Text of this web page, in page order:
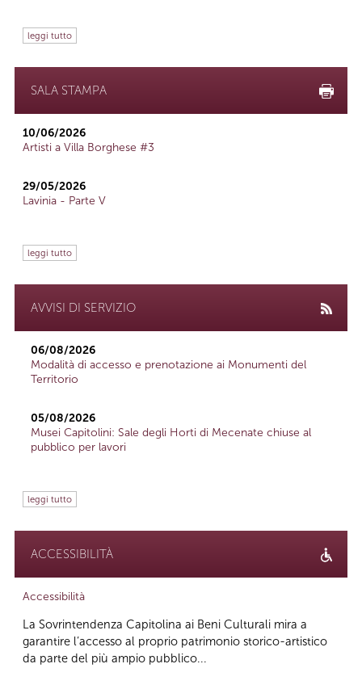
leggi tutto
SALA STAMPA
10/06/2026
Artisti a Villa Borghese #3
29/05/2026
Lavinia - Parte V
leggi tutto
AVVISI DI SERVIZIO
06/08/2026
Modalità di accesso e prenotazione ai Monumenti del
Territorio
05/08/2026
Musei Capitolini: Sale degli Horti di Mecenate chiuse al
pubblico per lavori
leggi tutto
ACCESSIBILITÀ
Accessibilità
La Sovrintendenza Capitolina ai Beni Culturali mira a
garantire l’accesso al proprio patrimonio storico-artistico
da parte del più ampio pubblico...